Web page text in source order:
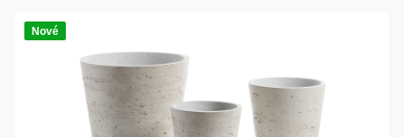
Nové